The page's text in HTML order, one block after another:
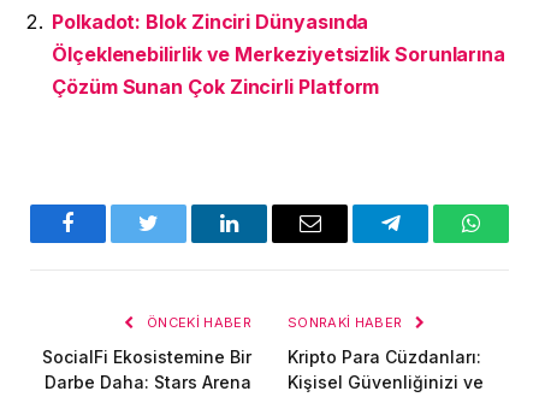
Polkadot: Blok Zinciri Dünyasında
Ölçeklenebilirlik ve Merkeziyetsizlik Sorunlarına
Çözüm Sunan Çok Zincirli Platform
FacebookTwitter LinkedInE-
Telegram
ÖNCEKI HABER
SocialFi Ekosistemine Bir
Darbe Daha: Stars Arena
SONRAKI HABER
Kripto Para Cüzdanları:
Kişisel Güvenliğinizi ve